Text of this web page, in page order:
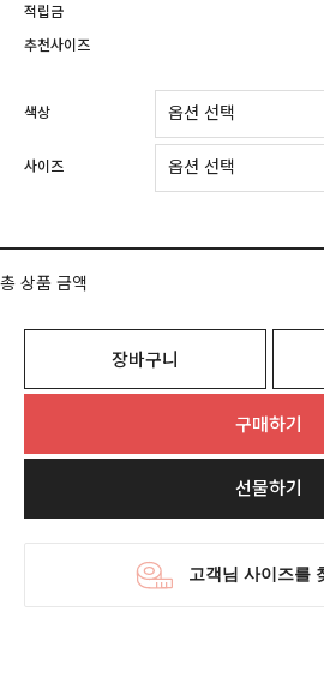
적립금
추천사이즈
색상
사이즈
총 상품 금액
장바구니
구매하기
선물하기